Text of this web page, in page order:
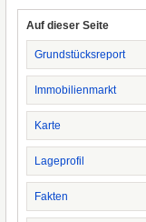
Auf dieser Seite
Grundstücksreport
Immobilienmarkt
Karte
Lageprofil
Fakten